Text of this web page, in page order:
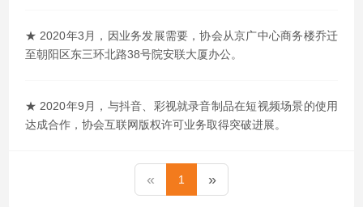
★ 2020年3月，因业务发展需要，协会从京广中心商务楼乔迁
至朝阳区东三环北路38号院安联大厦办公。
★ 2020年9月，与抖音、彩视就录音制品在短视频场景的使用
达成合作，协会互联网版权许可业务取得突破进展。
« 1 »